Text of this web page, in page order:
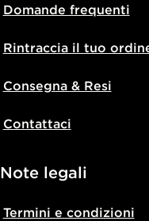
Domande frequenti
Rintraccia il tuo
Consegna & Resi
Contattaci
Note legali
Termini e condizioni